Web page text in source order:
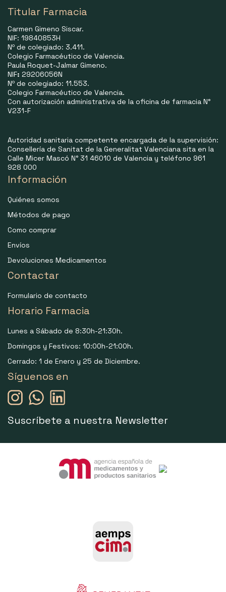
Titular Farmacia
Carmen Gimeno Siscar.
NIF: 19840853H
Nº de colegiado: 3.411.
Colegio Farmacéutico de Valencia.
Paula Roquet-Jalmar Gimeno.
NIF: 29206056N
Nº de colegiado: 11.553.
Colegio Farmacéutico de Valencia.
Con autorización administrativa de la oficina de farmacia N°
V231-F
Autoridad sanitaria competente encargada de la supervisión:
Consellería de Sanitat de la Generalitat Valenciana sita en la
Calle Micer Mascó N° 31 46010 de Valencia y teléfono 961
928 000
Información
Quiénes somos
Métodos de pago
Como comprar
Envíos
Devoluciones Medicamentos
Contactar
Formulario de contacto
Horario Farmacia
Lunes a Sábado de 8:30h-21:30h.
Domingos y Festivos: 10:00h-21:00h.
Cerrado: 1 de Enero y 25 de Diciembre.
Síguenos en
Suscríbete a nuestra Newsletter